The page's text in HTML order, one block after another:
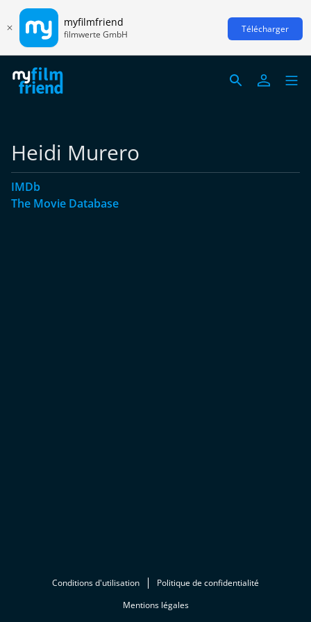
myfilmfriend
filmwerte GmbH Télécharger
Heidi Murero
IMDb
The Movie Database
Conditions d'utilisation
Politique de confidentialité
Mentions légales